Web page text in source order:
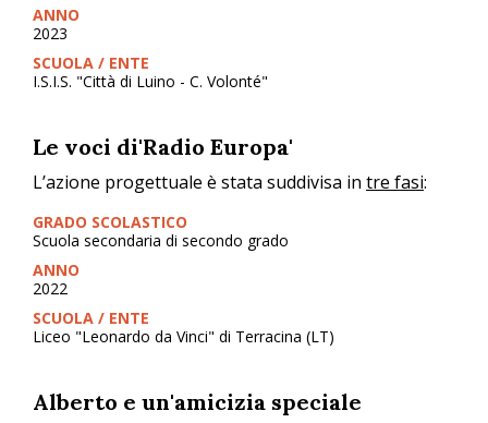
ANNO
2023
SCUOLA / ENTE
I.S.I.S. "Città di Luino - C. Volonté"
Le voci di'Radio Europa'
L’azione progettuale è stata suddivisa in tre fasi:
GRADO SCOLASTICO
Scuola secondaria di secondo grado
ANNO
2022
SCUOLA / ENTE
Liceo "Leonardo da Vinci" di Terracina (LT)
Alberto e un'amicizia speciale